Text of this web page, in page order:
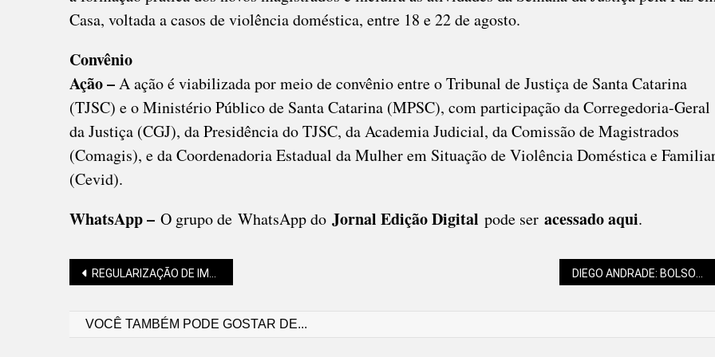
Casa, voltada a casos de violência doméstica, entre 18 e 22 de agosto.
Convênio
Ação –A ação é viabilizada por meio de convênio entre o Tribunal de Justiça de Santa Catarina
(TJSC) e o Ministério Público de Santa Catarina (MPSC), com participação da Corregedoria-Geral
da Justiça (CGJ), da Presidência do TJSC, da Academia Judicial, da Comissão de Magistrados
(Comagis), e da Coordenadoria Estadual da Mulher em Situação de Violência Doméstica e
(Cevid).
WhatsApp – O grupo de WhatsApp do Jornal Edição Digital pode ser acessado aqui.
Navegação
REGULARIZAÇÃO DE IMÓVEIS: MORADORES TÊM IMPORTANTE REUNIÃO NESTA SEMANA
VOCÊ TAMBÉM PODE GOSTAR DE...